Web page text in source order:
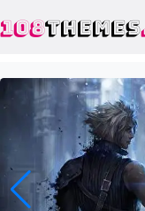
108THEMES